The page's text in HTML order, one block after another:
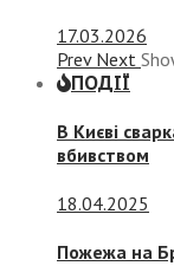
17.03.2026
Prev Next
ПОДІЇ
В Києві
вбивством
18.04.2025
Пожежа на